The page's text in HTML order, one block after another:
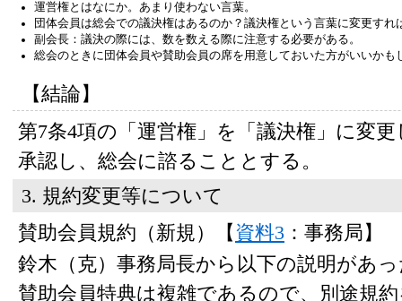
運営権とはなにか。あまり使わない言葉。
団体会員は総会での議決権はあるのか？議決権という言葉に変更すれ
副会長：議決の際には、数を数える際に注意する必要がある。
総会のときに団体会員や賛助会員の席を用意しておいた方がいいかも
【結論】
第7条4項の「運営権」を「議決権」に変
承認し、総会に諮ることとする。
3. 規約変更等について
賛助会員規約（新規）【資料3 ：事務局】
鈴木（克）事務局長から以下の説明があ
賛助会員特典は複雑であるので、別途規